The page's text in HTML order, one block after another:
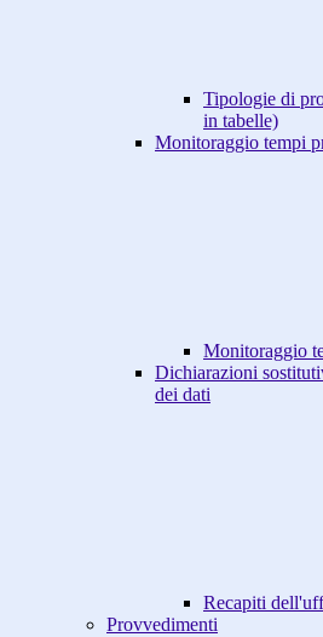
Tipologie di
in tabelle)
Monitoraggio tempi
Monitoraggio
Dichiarazioni
dei dati
Recapiti
Provvedimenti